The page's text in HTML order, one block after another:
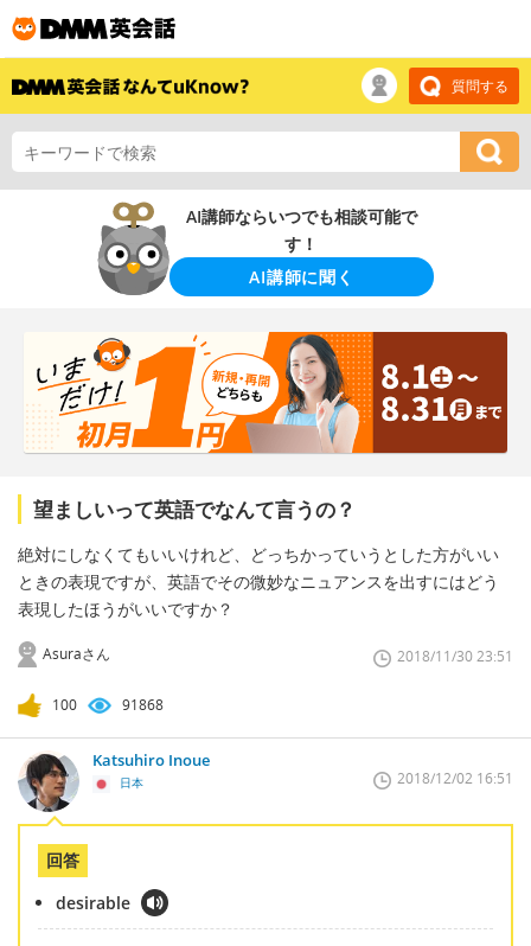
質問する
AI講師ならいつでも相談可能で
す！
AI講師に聞く
望ましいって英語でなんて言うの？
絶対にしなくてもいいけれど、どっちかっていうとした方がいい
ときの表現ですが、英語でその微妙なニュアンスを出すにはどう
表現したほうがいいですか？
Asuraさん 2018/11/30 23:51
100 91868
Katsuhiro Inoue
日本 2018/12/02 16:51
回答
desirable